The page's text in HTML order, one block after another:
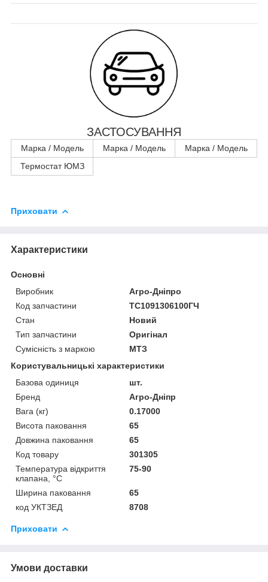
ЗАСТОСУВАННЯ
Марка / Модель Марка / Модель
Марка / Модель
Термостат ЮМЗ
Приховати
Характеристики
Основні
Виробник
Агро-Дніпро
Код запчастини
ТС1091306100ГЧ
Стан
Новий
Тип запчастини
Оригінал
Сумісність з маркою
МТЗ
Користувальницькі характеристики
Базова одиниця
шт.
Бренд
Агро-Дніпр
Вага (кг)
0.17000
Висота паковання
65
Довжина паковання
65
Код товару
301305
Температура відкриття
клапана, °С
75-90
Ширина паковання
65
код УКТЗЕД
8708
Приховати
Умови доставки